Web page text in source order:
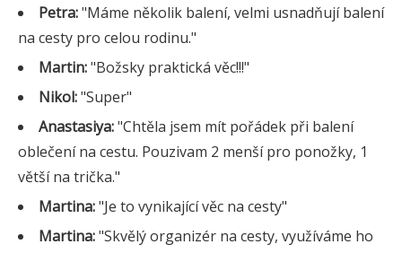
Petra:"Máme několik balení, velmi usnadňují balení
na cesty pro celou rodinu."
Martin:"Božsky praktická věc!!!"
Nikol:"Super"
Anastasiya:"Chtěla jsem mít pořádek při balení
oblečení na cestu. Pouzivam 2 menší pro ponožky, 1
větší na trička."
Martina:"Je to vynikající věc na cesty"
Martina:"Skvělý organizér na cesty, využíváme ho